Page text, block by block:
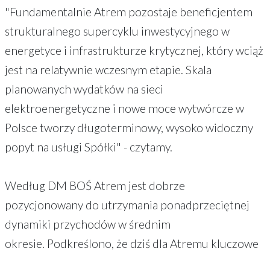
"Fundamentalnie Atrem pozostaje beneficjentem
strukturalnego supercyklu inwestycyjnego w
energetyce i infrastrukturze krytycznej, który wciąż
jest na relatywnie wczesnym etapie. Skala
planowanych wydatków na sieci
elektroenergetyczne i nowe moce wytwórcze w
Polsce tworzy długoterminowy, wysoko widoczny
popyt na usługi Spółki" - czytamy.
Według DM BOŚ Atrem jest dobrze
pozycjonowany do utrzymania ponadprzeciętnej
dynamiki przychodów w średnim
okresie. Podkreślono, że dziś dla Atremu kluczowe